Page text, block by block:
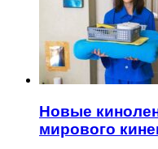
Новые
мирового